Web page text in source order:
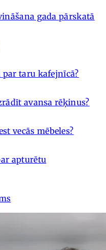
gada pārskatā
taru kafejnīcā?
avansa rēķinus?
vecās mēbeles?
apturētu